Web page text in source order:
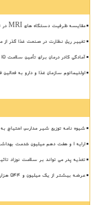
مقایسه ظرفیت دستگاه های MRI در تهران با انگلستان ما جلوتریم!
تغییر ریل نظارت در صنعت غذا گذر از
آمادگی کادر درمان برای تأمین سلامت 15 میلیون زائر در پایتخت
اولتیماتوم سازمان غذا و دارو به
شیوه نامه توزیع شیر مدارس احتیاج به
ارایه ۱ و هفت دهم میلیون خدمت بهداشتی و درمانی به زوار اربعین
تغذیه پدر می تواند بر سلامت نوزاد
عرضه بیشتر از یک میلیون و ۵۴۴ هزار خدمت سلامت به زائرین اربعین